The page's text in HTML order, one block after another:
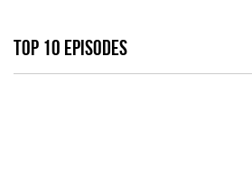
TOP 10 EPISODES